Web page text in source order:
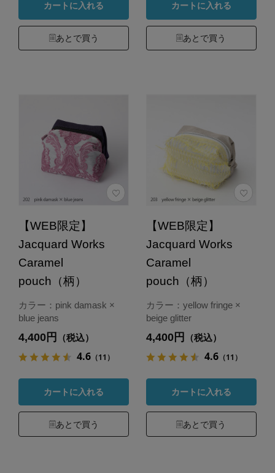
カートに入れる
あとで買う
カートに入れる
あとで買う
【WEB限定】
Jacquard Works
Caramel
pouch（柄）
カラー：pink damask ×
blue jeans
4,400円 （税込）
4.6（11）
カートに入れる
あとで買う
【WEB限定】
Jacquard Works
Caramel
pouch（柄）
カラー：yellow fringe ×
beige glitter
4,400円 （税込）
4.6（11）
カートに入れる
あとで買う